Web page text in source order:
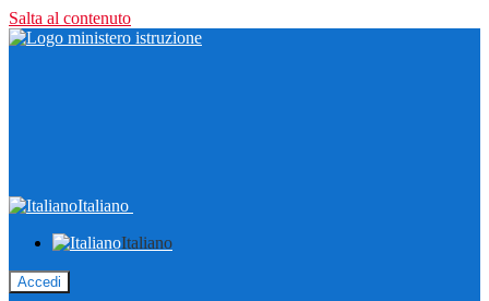
Salta al contenuto
Italiano
Italiano
Accedi